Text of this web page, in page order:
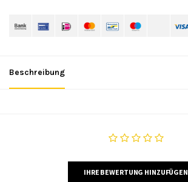
Beschreibung
IHRE BEWERTUNG HINZUFÜGEN